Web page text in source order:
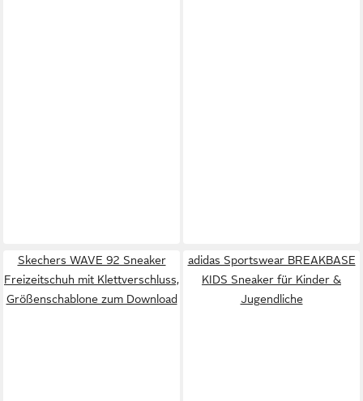
Skechers WAVE 92 Sneaker
Freizeitschuh mit Klettverschluss,
Größenschablone zum Download
adidas Sportswear BREAKBASE
KIDS Sneaker für Kinder &
Jugendliche